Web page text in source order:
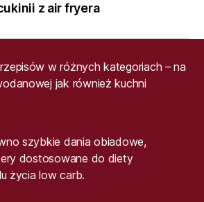
z air fryera
w różnych kategoriach – na
jak również kuchni
szybkie dania obiadowe,
dostosowane do diety
życia low carb.